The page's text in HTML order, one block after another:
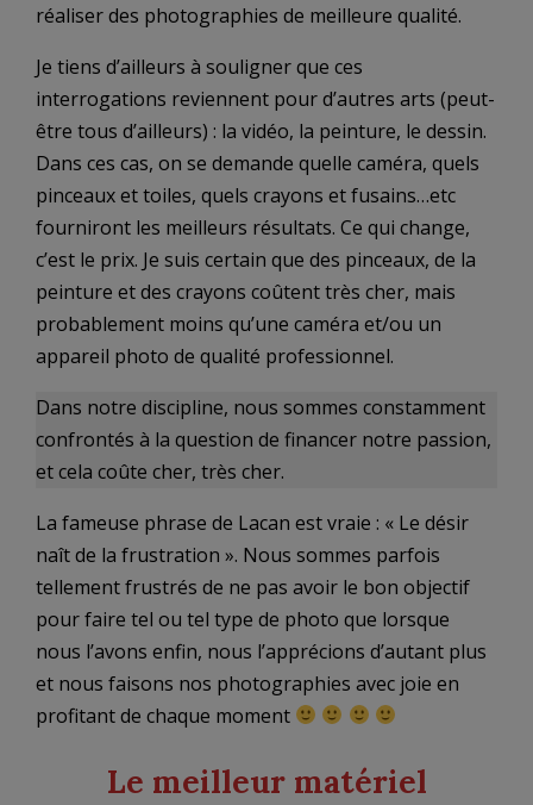
réaliser des photographies de meilleure qualité.
Je tiens d’ailleurs à souligner que ces
interrogations reviennent pour d’autres arts (peut-
être tous d’ailleurs) : la vidéo, la peinture, le dessin.
Dans ces cas, on se demande quelle caméra, quels
pinceaux et toiles, quels crayons et fusains…etc
fourniront les meilleurs résultats. Ce qui change,
c’est le prix. Je suis certain que des pinceaux, de la
peinture et des crayons coûtent très cher, mais
probablement moins qu’une caméra et/ou un
appareil photo de qualité professionnel.
Dans notre discipline, nous sommes constamment
confrontés à la question de financer notre passion,
et cela coûte cher, très cher.
La fameuse phrase de Lacan est vraie : « Le désir
naît de la frustration ». Nous sommes parfois
tellement frustrés de ne pas avoir le bon objectif
pour faire tel ou tel type de photo que lorsque
nous l’avons enfin, nous l’apprécions d’autant plus
et nous faisons nos photographies avec joie en
profitant de chaque moment
Le meilleur matériel